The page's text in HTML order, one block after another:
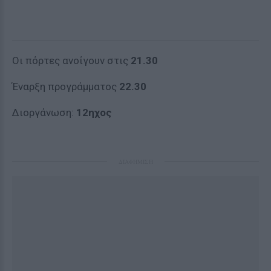
Οι πόρτες ανοίγουν στις 21.30
Έναρξη προγράμματος 22.30
Διοργάνωση: 12ηχος